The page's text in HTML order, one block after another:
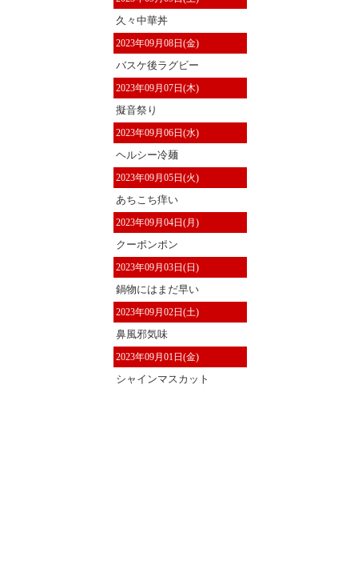
久々中華丼
2023年09月08日(金)
バスケ後ラグビー
2023年09月07日(木)
擬音祭り
2023年09月06日(水)
ヘルシー冷麺
2023年09月05日(火)
あちこち痒い
2023年09月04日(月)
クーポンポン
2023年09月03日(日)
鍋物にはまだ早い
2023年09月02日(土)
鼻風邪気味
2023年09月01日(金)
シャインマスカット